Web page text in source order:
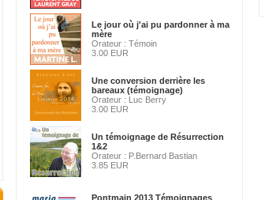
Le jour où j'ai pu pardonner à ma
mère
Orateur : Témoin
3.00 EUR
Une conversion derrière les
bareaux (témoignage)
Orateur : Luc Berry
3.00 EUR
Un témoignage de Résurrection
1&2
Orateur : P.Bernard Bastian
3.85 EUR
Pontmain 2013 Témoignages